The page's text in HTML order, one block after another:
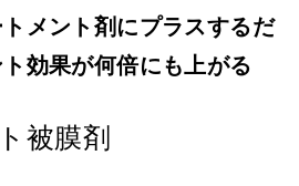
メント剤にプラスするだ
効果が何倍にも上がる
被膜剤